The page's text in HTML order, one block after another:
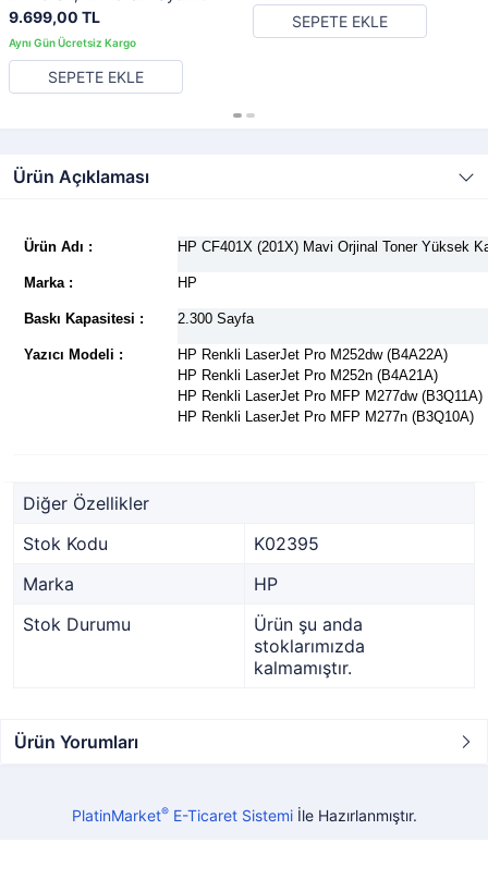
9.699,00 TL
SEPETE EKLE
SEPETE EKLE
Ürün Açıklaması
Ürün Adı : HP CF401X (201X) Mavi Orjinal Toner Yüksek
Marka : HP
Baskı Kapasitesi : 2.300 Sayfa
Yazıcı Modeli :
HP Renkli LaserJet Pro M252dw (B4A22A)
HP Renkli LaserJet Pro M252n (B4A21A)
HP Renkli LaserJet Pro MFP M277dw (B3Q11A)
HP Renkli LaserJet Pro MFP M277n (B3Q10A)
Diğer Özellikler
Stok Kodu
K02395
Marka
HP
Stok Durumu
Ürün şu anda
stoklarımızda
kalmamıştır.
Ürün Yorumları
PlatinMarket®E-Ticaret Sistemiİle Hazırlanmıştır.